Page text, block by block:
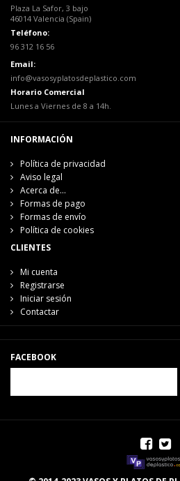
Plaza La Safor, 3 bajo
46014 Valencia (Spain)
Teléfono:
96 312 16 56
Email:
info@vasosyplatosdeplastico.com
Horario Comercial
Lunes a Viernes de 8 a 14h.
INFORMACIÓN
Política de privacidad
Aviso legal
Acerca de...
Formas de pago
Formas de envío
Política de cookies
CLIENTES
Mi cuenta
Registrarse
Iniciar sesión
Contactar
FACEBOOK